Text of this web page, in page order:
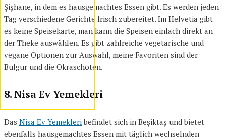
Şişhane, in dem es hausgemachtes Essen gibt. Es werden jeden
Tag verschiedene Gerichte frisch zubereitet. Im Helvetia gibt
es keine Speisekarte, man kann die Speisen einfach direkt an
der Theke auswählen. Es gibt zahlreiche vegetarische und
vegane Optionen zur Auswahl, meine Favoriten sind der
Bulgur und die Okraschoten.
8. Nisa Ev Yemekleri
Das Nisa Ev Yemekleribefindet sich in Beşiktaş und bietet
ebenfalls hausgemachtes Essen mit täglich wechselnden